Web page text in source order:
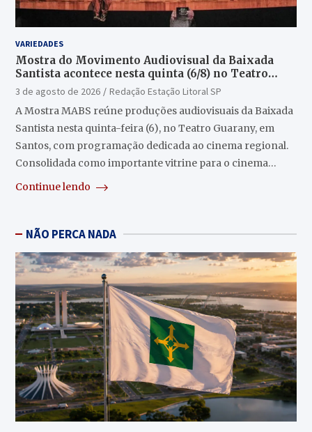
VARIEDADES
Mostra do Movimento Audiovisual da Baixada
Santista acontece nesta quinta (6/8) no Teatro
Guarany
3 de agosto de 2026
Redação Estação Litoral SP
A Mostra MABS reúne produções audiovisuais da Baixada
Santista nesta quinta-feira (6), no Teatro Guarany, em
Santos, com programação dedicada ao cinema regional.
Consolidada como importante vitrine para o cinema…
Continue lendo
NÃO PERCA NADA